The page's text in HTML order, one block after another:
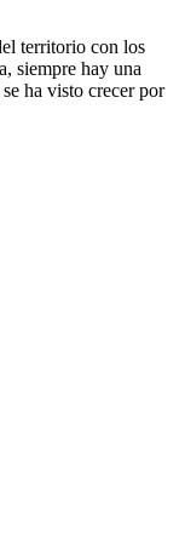
territorio con los
siempre hay una
ha visto crecer por